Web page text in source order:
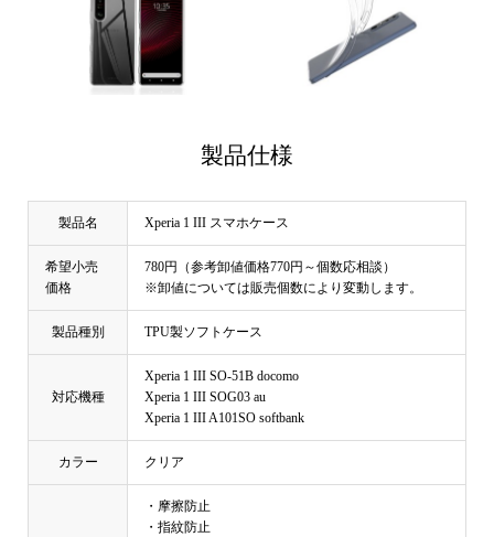
製品仕様
製品名 Xperia 1 III スマホケース
希望小売
価格
780円（参考卸値価格770円～個数応相談）
※卸値については販売個数により変動します。
製品種別 TPU製ソフトケース
対応機種
Xperia 1 III SO-51B docomo
Xperia 1 III SOG03 au
Xperia 1 III A101SO softbank
カラー クリア
・摩擦防止
・指紋防止